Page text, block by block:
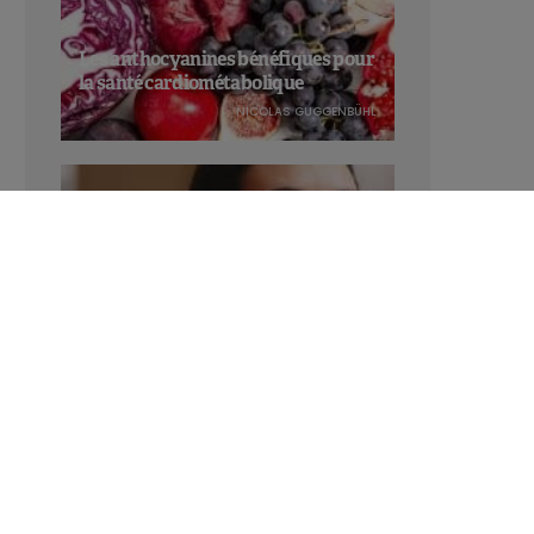
Les anthocyanines bénéfiques pour
la santé cardiométabolique
NICOLAS GUGGENBÜHL